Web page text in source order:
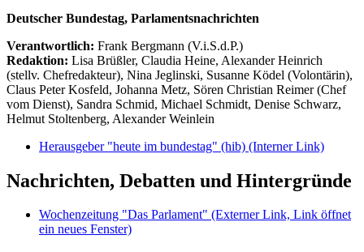
Deutscher Bundestag, Parlamentsnachrichten
Verantwortlich: Frank Bergmann (V.i.S.d.P.)
Redaktion: Lisa Brüßler, Claudia Heine, Alexander Heinrich
(stellv. Chefredakteur), Nina Jeglinski, Susanne Ködel (Volontärin),
Claus Peter Kosfeld, Johanna Metz, Sören Christian Reimer (Chef
vom Dienst), Sandra Schmid, Michael Schmidt, Denise Schwarz,
Helmut Stoltenberg, Alexander Weinlein
Herausgeber "heute im bundestag" (hib) (Interner Link)
Nachrichten, Debatten und Hintergründe
Wochenzeitung "Das Parlament" (Externer Link, Link öffnet
ein neues Fenster)